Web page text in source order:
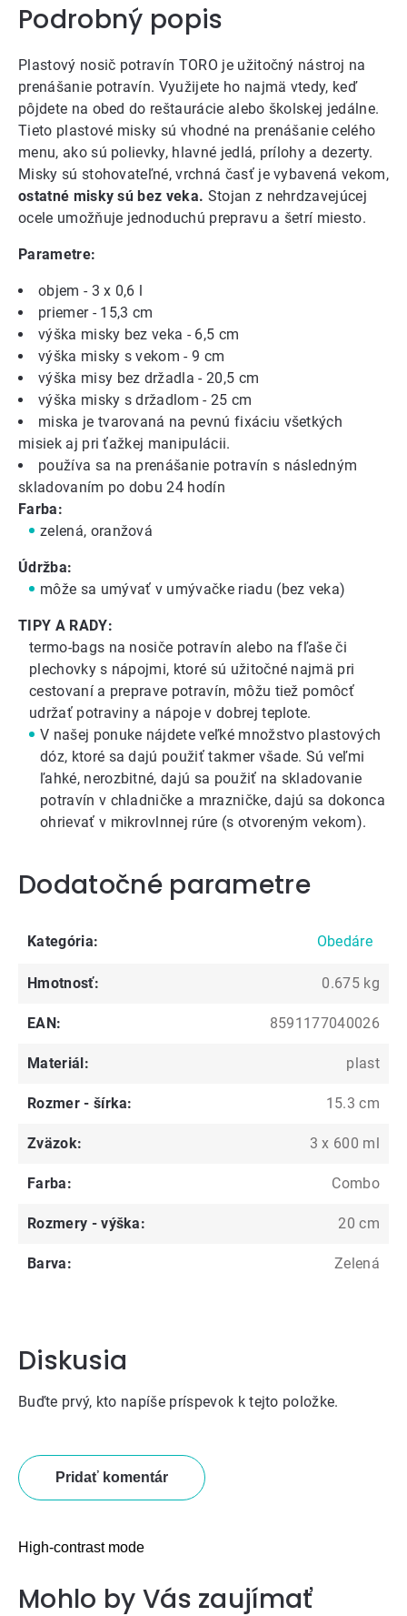
Podrobný popis
Plastový nosič potravín TORO je užitočný nástroj na
prenášanie potravín. Využijete ho najmä vtedy, keď
pôjdete na obed do reštaurácie alebo školskej jedálne.
Tieto plastové misky sú vhodné na prenášanie celého
menu, ako sú polievky, hlavné jedlá, prílohy a dezerty.
Misky sú stohovateľné, vrchná časť je vybavená vekom,
ostatné misky sú bez veka. Stojan z nehrdzavejúcej
ocele umožňuje jednoduchú prepravu a šetrí miesto.
Parametre:
objem - 3 x 0,6 l
priemer - 15,3 cm
výška misky bez veka - 6,5 cm
výška misky s vekom - 9 cm
výška misy bez držadla - 20,5 cm
výška misky s držadlom - 25 cm
miska je tvarovaná na pevnú fixáciu všetkých
misiek aj pri ťažkej manipulácii.
používa sa na prenášanie potravín s následným
skladovaním po dobu 24 hodín
Farba:
zelená, oranžová
Údržba:
môže sa umývať v umývačke riadu (bez veka)
TIPY A RADY:
termo-bags na nosiče potravín alebo na fľaše či
plechovky s nápojmi, ktoré sú užitočné najmä pri
cestovaní a preprave potravín, môžu tiež pomôcť
udržať potraviny a nápoje v dobrej teplote.
V našej ponuke nájdete veľké množstvo plastových
dóz, ktoré sa dajú použiť takmer všade. Sú veľmi
ľahké, nerozbitné, dajú sa použiť na skladovanie
potravín v chladničke a mrazničke, dajú sa dokonca
ohrievať v mikrovlnnej rúre (s otvoreným vekom).
Dodatočné parametre
Kategória: Obedáre
Hmotnosť: 0.675 kg
EAN: 8591177040026
Materiál: plast
Rozmer - šírka: 15.3 cm
Zväzok: 3 x 600 ml
Farba: Combo
Rozmery - výška: 20 cm
Barva: Zelená
Diskusia
Buďte prvý, kto napíše príspevok k tejto položke.
Pridať komentár
High-contrast mode
Mohlo by Vás zaujímať